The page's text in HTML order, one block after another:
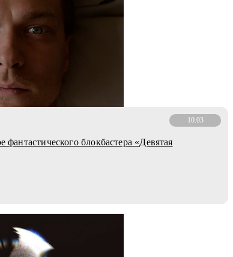
10.03
блокбастера «Девятая